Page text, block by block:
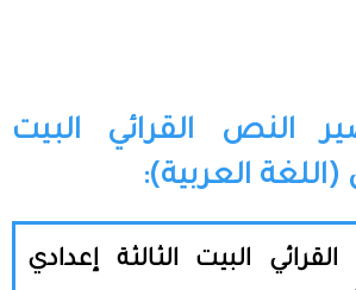
النص القرائي البيت
(اللغة العربية):
البيت الثالثة إعدادي